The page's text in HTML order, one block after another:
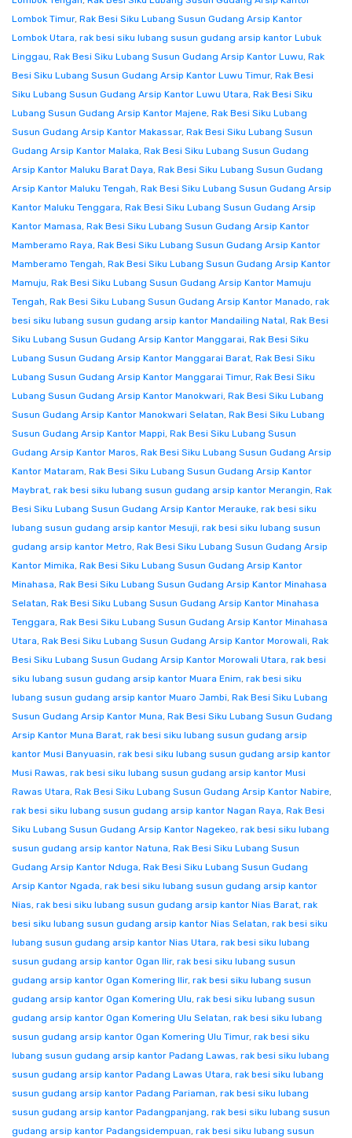
Lombok Timur, Rak Besi Siku Lubang Susun Gudang Arsip Kantor
Lombok Utara, rak besi siku lubang susun gudang arsip kantor Lubuk
Linggau, Rak Besi Siku Lubang Susun Gudang Arsip Kantor Luwu, Rak
Besi Siku Lubang Susun Gudang Arsip Kantor Luwu Timur, Rak Besi
Siku Lubang Susun Gudang Arsip Kantor Luwu Utara, Rak Besi Siku
Lubang Susun Gudang Arsip Kantor Majene, Rak Besi Siku Lubang
Susun Gudang Arsip Kantor Makassar, Rak Besi Siku Lubang Susun
Gudang Arsip Kantor Malaka, Rak Besi Siku Lubang Susun Gudang
Arsip Kantor Maluku Barat Daya, Rak Besi Siku Lubang Susun Gudang
Arsip Kantor Maluku Tengah, Rak Besi Siku Lubang Susun Gudang Arsip
Kantor Maluku Tenggara, Rak Besi Siku Lubang Susun Gudang Arsip
Kantor Mamasa, Rak Besi Siku Lubang Susun Gudang Arsip Kantor
Mamberamo Raya, Rak Besi Siku Lubang Susun Gudang Arsip Kantor
Mamberamo Tengah, Rak Besi Siku Lubang Susun Gudang Arsip Kantor
Mamuju, Rak Besi Siku Lubang Susun Gudang Arsip Kantor Mamuju
Tengah, Rak Besi Siku Lubang Susun Gudang Arsip Kantor Manado, rak
besi siku lubang susun gudang arsip kantor Mandailing Natal, Rak Besi
Siku Lubang Susun Gudang Arsip Kantor Manggarai, Rak Besi Siku
Lubang Susun Gudang Arsip Kantor Manggarai Barat, Rak Besi Siku
Lubang Susun Gudang Arsip Kantor Manggarai Timur, Rak Besi Siku
Lubang Susun Gudang Arsip Kantor Manokwari, Rak Besi Siku Lubang
Susun Gudang Arsip Kantor Manokwari Selatan, Rak Besi Siku Lubang
Susun Gudang Arsip Kantor Mappi, Rak Besi Siku Lubang Susun
Gudang Arsip Kantor Maros, Rak Besi Siku Lubang Susun Gudang Arsip
Kantor Mataram, Rak Besi Siku Lubang Susun Gudang Arsip Kantor
Maybrat, rak besi siku lubang susun gudang arsip kantor Merangin, Rak
Besi Siku Lubang Susun Gudang Arsip Kantor Merauke, rak besi siku
lubang susun gudang arsip kantor Mesuji, rak besi siku lubang susun
gudang arsip kantor Metro, Rak Besi Siku Lubang Susun Gudang Arsip
Kantor Mimika, Rak Besi Siku Lubang Susun Gudang Arsip Kantor
Minahasa, Rak Besi Siku Lubang Susun Gudang Arsip Kantor Minahasa
Selatan, Rak Besi Siku Lubang Susun Gudang Arsip Kantor Minahasa
Tenggara, Rak Besi Siku Lubang Susun Gudang Arsip Kantor Minahasa
Utara, Rak Besi Siku Lubang Susun Gudang Arsip Kantor Morowali, Rak
Besi Siku Lubang Susun Gudang Arsip Kantor Morowali Utara, rak besi
siku lubang susun gudang arsip kantor Muara Enim, rak besi siku
lubang susun gudang arsip kantor Muaro Jambi, Rak Besi Siku Lubang
Susun Gudang Arsip Kantor Muna, Rak Besi Siku Lubang Susun Gudang
Arsip Kantor Muna Barat, rak besi siku lubang susun gudang arsip
kantor Musi Banyuasin, rak besi siku lubang susun gudang arsip kantor
Musi Rawas, rak besi siku lubang susun gudang arsip kantor Musi
Rawas Utara, Rak Besi Siku Lubang Susun Gudang Arsip Kantor Nabire,
rak besi siku lubang susun gudang arsip kantor Nagan Raya, Rak Besi
Siku Lubang Susun Gudang Arsip Kantor Nagekeo, rak besi siku lubang
susun gudang arsip kantor Natuna, Rak Besi Siku Lubang Susun
Gudang Arsip Kantor Nduga, Rak Besi Siku Lubang Susun Gudang
Arsip Kantor Ngada, rak besi siku lubang susun gudang arsip kantor
Nias, rak besi siku lubang susun gudang arsip kantor Nias Barat, rak
besi siku lubang susun gudang arsip kantor Nias Selatan, rak besi siku
lubang susun gudang arsip kantor Nias Utara, rak besi siku lubang
susun gudang arsip kantor Ogan Ilir, rak besi siku lubang susun
gudang arsip kantor Ogan Komering Ilir, rak besi siku lubang susun
gudang arsip kantor Ogan Komering Ulu, rak besi siku lubang susun
gudang arsip kantor Ogan Komering Ulu Selatan, rak besi siku lubang
susun gudang arsip kantor Ogan Komering Ulu Timur, rak besi siku
lubang susun gudang arsip kantor Padang Lawas, rak besi siku lubang
susun gudang arsip kantor Padang Lawas Utara, rak besi siku lubang
susun gudang arsip kantor Padang Pariaman, rak besi siku lubang
susun gudang arsip kantor Padangpanjang, rak besi siku lubang susun
gudang arsip kantor Padangsidempuan, rak besi siku lubang susun